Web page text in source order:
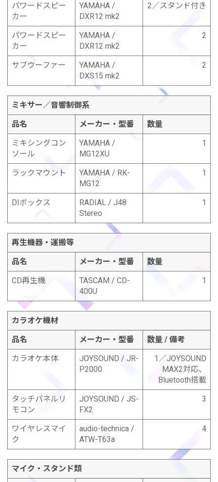
パワードスピー
カー
YAMAHA /
DXR12 mk2
2／スタンド付き
パワードスピー
カー
YAMAHA /
DXR12 mk2
2
サブウーファー
YAMAHA /
DXS15 mk2
2
ミキサー／音響制御系
品名 メーカー・型番 数量
ミキシングコン
ソール
YAMAHA /
MG12XU
1
ラックマウント
YAMAHA / RK-
MG12
1
DIボックス
RADIAL / J48
Stereo
1
再生機器・運搬等
品名 メーカー・型番 数量
CD再生機
TASCAM / CD-
400U
1
カラオケ機材
品名 メーカー・型番 数量 / 備考
カラオケ本体
JOYSOUND / JR-
P2000
1／JOYSOUND
MAX2対応、
Bluetooth搭載
タッチパネルリ
モコン
JOYSOUND / JS-
FX2
3
ワイヤレスマイ
ク
audio-technica /
ATW-T63a
4
マイク・スタンド類